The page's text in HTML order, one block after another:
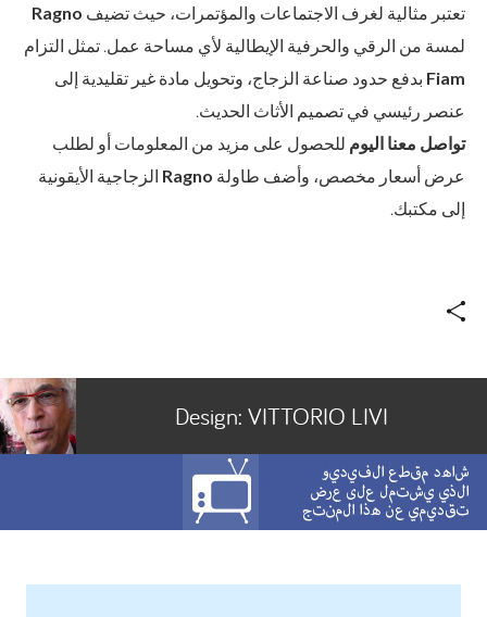
تعتبر مثالية لغرف الاجتماعات والمؤتمرات، حيث تضيف Ragno
لمسة من الرقي والحرفية الإيطالية لأي مساحة عمل. تمثل التزام
Fiam بدفع حدود صناعة الزجاج، وتحويل مادة غير تقليدية إلى
عنصر رئيسي في تصميم الأثاث الحديث.
تواصل معنا اليوم للحصول على مزيد من المعلومات أو لطلب
عرض أسعار مخصص، وأضف طاولة Ragno الزجاجية الأيقونية
إلى مكتبك.
Design: VITTORIO LIVI